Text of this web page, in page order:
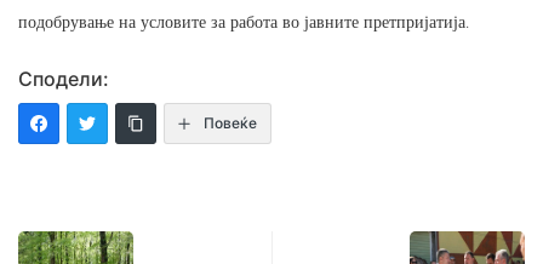
подобрување на условите за работа во јавните претпријатија.
Сподели:
Повеќе